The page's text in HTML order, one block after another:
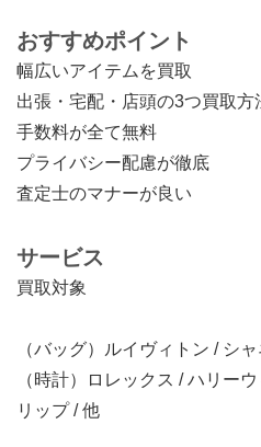
おすすめポイント
幅広いアイテムを買取
出張・宅配・店頭の3つ買取方
手数料が全て無料
プライバシー配慮が徹底
査定士のマナーが良い
サービス
買取対象
（バッグ）ルイヴィトン / シ
（時計）ロレックス / ハリー
リップ / 他